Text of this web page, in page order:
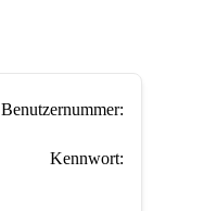
Benutzernummer:
Kennwort: